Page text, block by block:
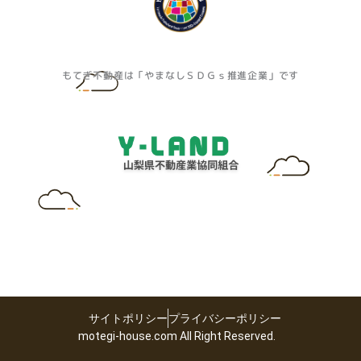
もてぎ不動産は「やまなしＳＤＧｓ推進企業」です
サイトポリシープライバシーポリシー
motegi-house.com All Right Reserved.